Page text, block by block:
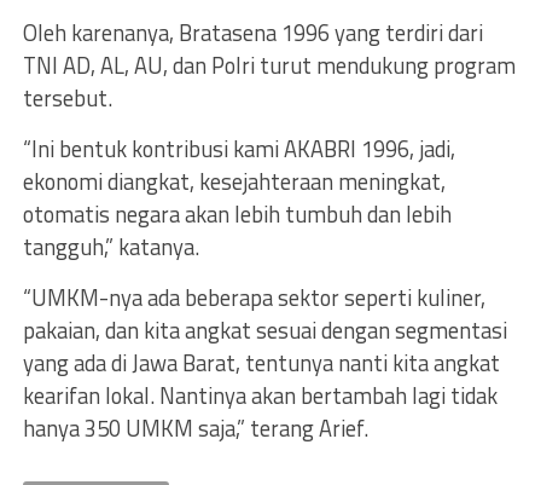
Oleh karenanya, Bratasena 1996 yang terdiri dari
TNI AD, AL, AU, dan Polri turut mendukung program
tersebut.
“Ini bentuk kontribusi kami AKABRI 1996, jadi,
ekonomi diangkat, kesejahteraan meningkat,
otomatis negara akan lebih tumbuh dan lebih
tangguh,” katanya.
“UMKM-nya ada beberapa sektor seperti kuliner,
pakaian, dan kita angkat sesuai dengan segmentasi
yang ada di Jawa Barat, tentunya nanti kita angkat
kearifan lokal. Nantinya akan bertambah lagi tidak
hanya 350 UMKM saja,” terang Arief.